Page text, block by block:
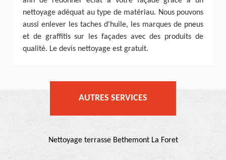
nettoyage adéquat au type de matériau. Nous pouvons
aussi enlever les taches d'huile, les marques de pneus
et de graffitis sur les façades avec des produits de
qualité. Le devis nettoyage est gratuit.
AUTRES SERVICES
Nettoyage terrasse Bethemont La Foret